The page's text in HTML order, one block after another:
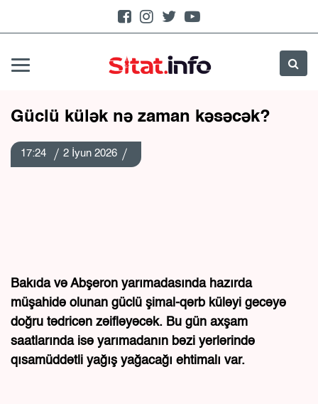
Güclü külək nə zaman kəsəcək?
17:24 2 İyun 2026
Bakıda və Abşeron yarımadasında hazırda
müşahidə olunan güclü şimal-qərb küləyi gecəyə
doğru tədricən zəifləyəcək. Bu gün axşam
saatlarında isə yarımadanın bəzi yerlərində
qısamüddətli yağış yağacağı ehtimalı var.